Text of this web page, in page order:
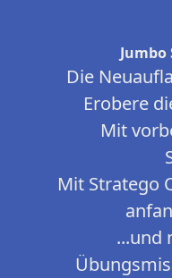
Jumbo
Die
Erobere
Mit
Mit Stratego
...und